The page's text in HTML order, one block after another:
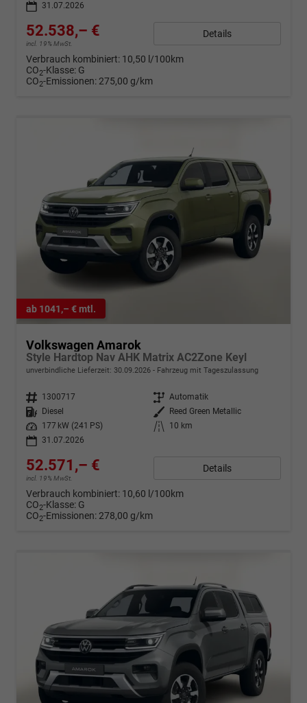
31.07.2026
52.538,– €
incl. 19% MwSt.
Details
Verbrauch kombiniert: 10,50 l/100km
CO2-Klasse: G
CO2-Emissionen: 275,00 g/km
ab 1041,– € mtl.
Volkswagen Amarok
Style Hardtop Nav AHK Matrix AC2Zone Keyl
unverbindliche Lieferzeit: 30.09.2026 Fahrzeug mit Tageszulassung
Fahrzeugnr. 1300717 Getriebe Automatik
Kraftstoff
Diesel Außenfarbe
Reed Green Metallic
Leistung
177 kW (241 PS) Kilometerstand
10 km
31.07.2026
52.571,– €
incl. 19% MwSt.
Details
Verbrauch kombiniert: 10,60 l/100km
CO2-Klasse: G
CO2-Emissionen: 278,00 g/km